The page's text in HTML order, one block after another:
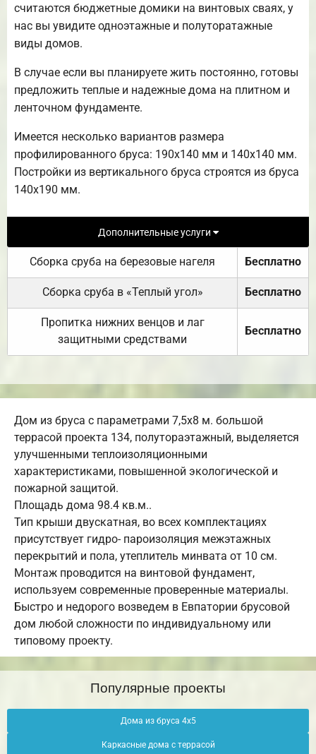
считаются бюджетные домики на винтовых сваях, у
нас вы увидите одноэтажные и полуторатажные
виды домов.
В случае если вы планируете жить постоянно, готовы
предложить теплые и надежные дома на плитном и
ленточном фундаменте.
Имеется несколько вариантов размера
профилированного бруса: 190х140 мм и 140х140 мм.
Постройки из вертикального бруса строятся из бруса
140х190 мм.
Дополнительные услуги
Сборка сруба на березовые нагеля Бесплатно
Сборка сруба в «Теплый угол» Бесплатно
Пропитка нижних венцов и лаг
защитными средствами
Бесплатно
Дом из бруса с параметрами 7,5х8 м. большой
террасой проекта 134, полутораэтажный, выделяется
улучшенными теплоизоляционными
характеристиками, повышенной экологической и
пожарной защитой.
Площадь дома 98.4 кв.м..
Тип крыши двускатная, во всех комплектациях
присутствует гидро- пароизоляция межэтажных
перекрытий и пола, утеплитель минвата от 10 см.
Монтаж проводится на винтовой фундамент,
используем современные проверенные материалы.
Быстро и недорого возведем в Евпатории брусовой
дом любой сложности по индивидуальному или
типовому проекту.
Популярные проекты
Дома из бруса 4х5
Каркасные дома с террасой